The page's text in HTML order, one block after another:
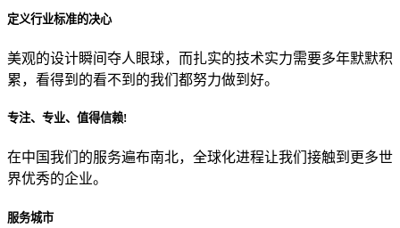
贵公司的团队规模是？
目前主要的营销渠道是？
定义行业标准的决心
美观的设计瞬间夺人眼球，而扎实的技术实力需要多年默默积
累，看得到的看不到的我们都努力做到好。
专注、专业、值得信赖!
在中国我们的服务遍布南北，全球化进程让我们接触到更多世
界优秀的企业。
服务城市